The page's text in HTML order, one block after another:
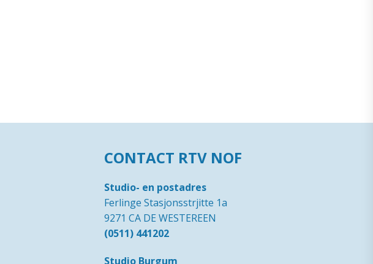
CONTACT RTV NOF
Studio- en postadres
Ferlinge Stasjonsstrjitte 1a
9271 CA DE WESTEREEN
(0511) 441202
Studio Burgum